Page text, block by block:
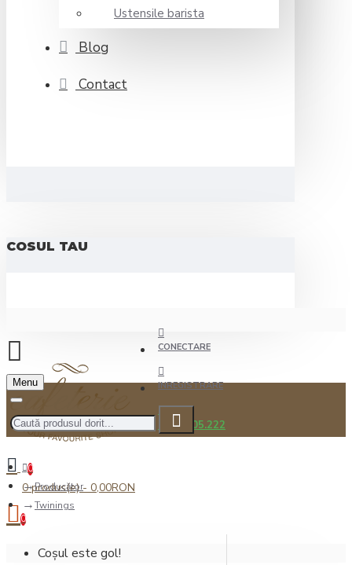
Ustensile barista
Blog
Contact
COSUL TAU
CONECTARE
INREGISTRARE
0722.505.222
Menu
0
0 produs(e) - 0,00RON
0
Coșul este gol!
Producător
Twinings